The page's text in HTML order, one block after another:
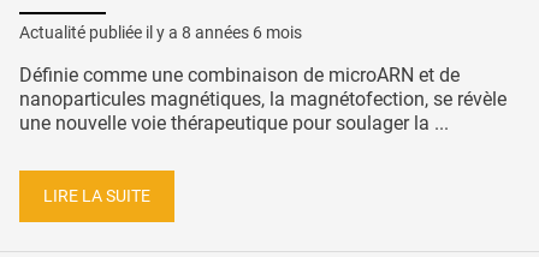
Actualité publiée il y a 8 années 6 mois
Définie comme une combinaison de microARN et de
nanoparticules magnétiques, la magnétofection, se révèle
une nouvelle voie thérapeutique pour soulager la ...
LIRE LA SUITE